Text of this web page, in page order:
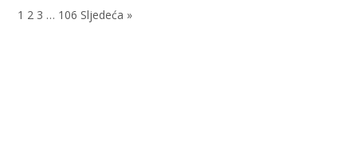
1 2 3 … 106 Sljedeća »